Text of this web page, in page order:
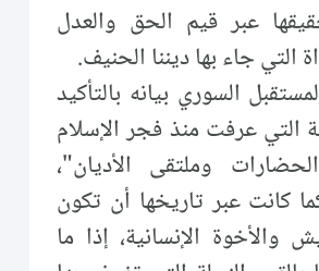
عبر قيم الحق والعدل
التي جاء بها ديننا الحنيف.
السوري بيانه بالتأكيد
التي عرفت منذ فجر الإسلام
وملتقى الأديان"،
كانت عبر تاريخها أن تكون
والأخوة الإنسانية، إذا ما